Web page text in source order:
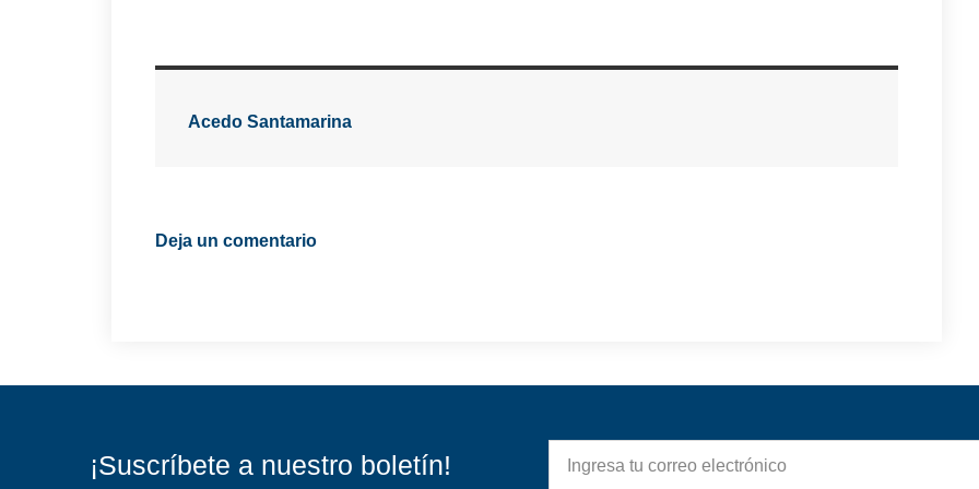
Acedo Santamarina
Deja un comentario
¡Suscríbete a nuestro boletín!